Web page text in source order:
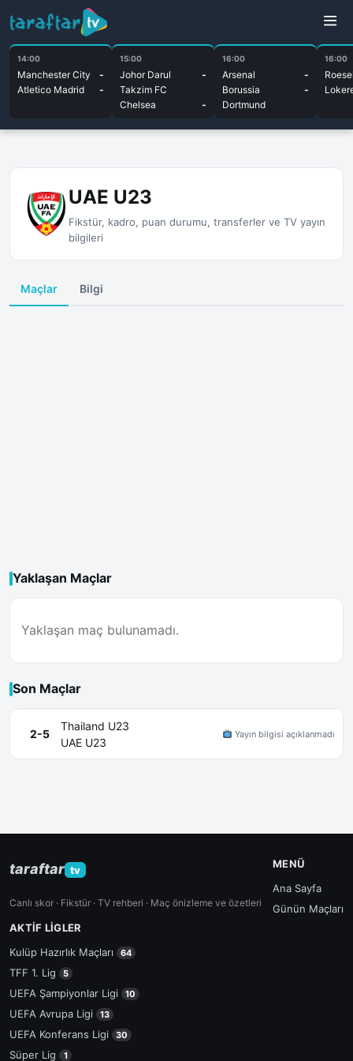
14:00
Manchester City
-
Atletico Madrid
-
15:00
Johor Darul
Takzim FC
-
Chelsea -
16:00
Arsenal
-
Borussia
Dortmund
-
16:00
UAE U23
Fikstür, kadro, puan durumu, transferler ve TV yayın
bilgileri
Maçlar Bilgi
Yaklaşan Maçlar
Yaklaşan maç bulunamadı.
Son Maçlar
2-5
Thailand U23
UAE U23
Yayın bilgisi açıklanmadı
taraftar tv
Canlı skor · Fikstür · TV rehberi · Maç önizleme ve özetleri
MENÜ
Ana Sayfa
Günün Maçları
AKTIF LIGLER
Kulüp Hazırlık Maçları
64
TFF 1. Lig 5
UEFA Şampiyonlar Ligi 10
UEFA Avrupa Ligi 13
UEFA Konferans Ligi 30
Süper Lig 1